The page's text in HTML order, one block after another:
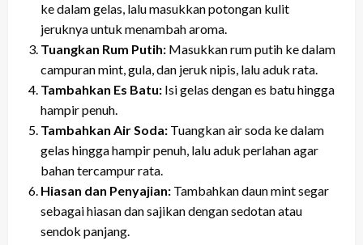
ke dalam gelas, lalu masukkan potongan kulit
jeruknya untuk menambah aroma.
Tuangkan Rum Putih: Masukkan rum putih ke dalam
campuran mint, gula, dan jeruk nipis, lalu aduk rata.
Tambahkan Es Batu: Isi gelas dengan es batu hingga
hampir penuh.
Tambahkan Air Soda: Tuangkan air soda ke dalam
gelas hingga hampir penuh, lalu aduk perlahan agar
bahan tercampur rata.
Hiasan dan Penyajian: Tambahkan daun mint segar
sebagai hiasan dan sajikan dengan sedotan atau
sendok panjang.